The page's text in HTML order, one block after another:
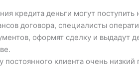
кредита деньги могут
договора, специалисты
оформят сделку и выдадут
постоянного клиента очень низкий